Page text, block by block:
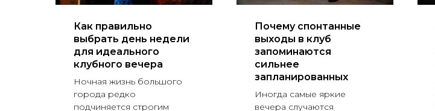
Как правильно
выбрать день недели
для идеального
клубного вечера
Ночная жизнь большого
города редко
подчиняется строгим
Почему спонтанные
выходы в клуб
запоминаются
сильнее
запланированных
Иногда самые яркие
вечера случаются